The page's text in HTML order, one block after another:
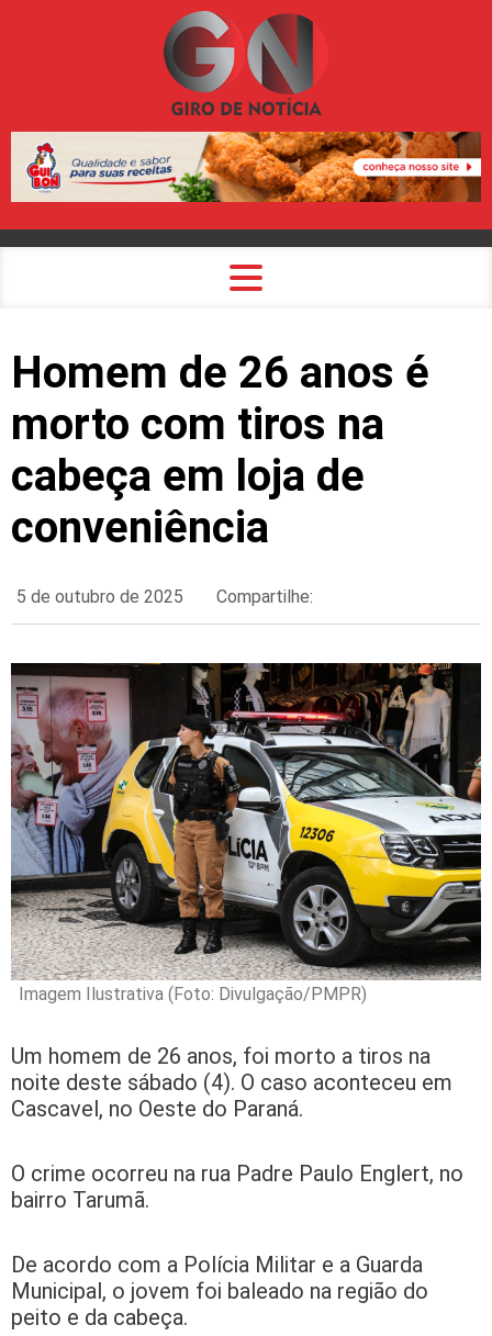
Homem de 26 anos é
morto com tiros na
cabeça em loja de
conveniência
5 de outubro de 2025 Compartilhe:
Imagem Ilustrativa (Foto: Divulgação/PMPR)
Um homem de 26 anos, foi morto a tiros na
noite deste sábado (4). O caso aconteceu em
Cascavel, no Oeste do Paraná.
O crime ocorreu na rua Padre Paulo Englert, no
bairro Tarumã.
De acordo com a Polícia Militar e a Guarda
Municipal, o jovem foi baleado na região do
peito e da cabeça.